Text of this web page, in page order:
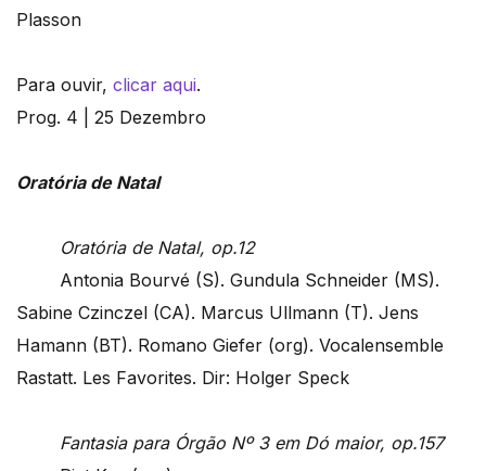
Plasson
Para ouvir, clicar aqui.
Prog. 4 | 25 Dezembro
Oratória de Natal
Oratória de Natal, op.12
Antonia Bourvé (S). Gundula Schneider (MS).
Sabine Czinczel (CA). Marcus Ullmann (T). Jens
Hamann (BT). Romano Giefer (org). Vocalensemble
Rastatt. Les Favorites. Dir: Holger Speck
Fantasia para Órgão Nº 3 em Dó maior, op.157